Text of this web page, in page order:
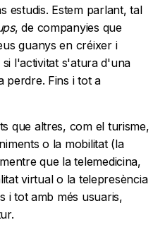
estudis. Estem parlant, tal
, de companyies que
guanys en créixer i
si l'activitat s'atura d'una
perdre. Fins i tot a
que altres, com el turisme,
o la mobilitat (la
que la telemedicina,
virtual o la telepresència
i tot amb més usuaris,